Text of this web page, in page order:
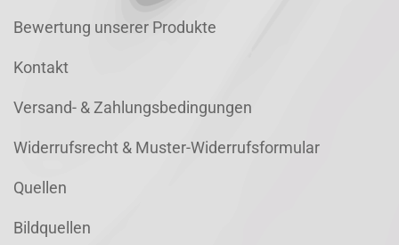
Bewertung unserer Produkte
Kontakt
Versand- & Zahlungsbedingungen
Widerrufsrecht & Muster-Widerrufsformular
Quellen
Bildquellen